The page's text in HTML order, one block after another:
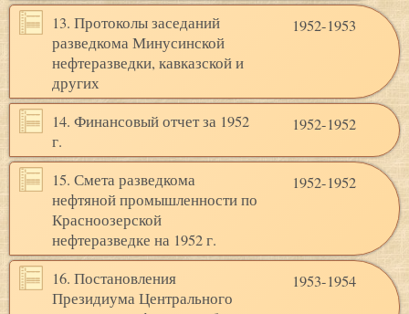
13. Протоколы заседаний
разведкома Минусинской
нефтеразведки, кавказской и
других
1952-1953
14. Финансовый отчет за 1952
г.
1952-1952
15. Смета разведкома
нефтяной промышленности по
Красноозерской
нефтеразведке на 1952 г.
1952-1952
16. Постановления
Президиума Центрального
1953-1954